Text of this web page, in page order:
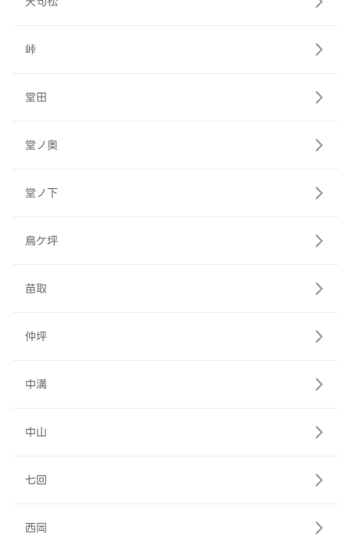
峠
堂田
堂ノ奥
堂ノ下
鳥ケ坪
苗取
仲坪
中溝
中山
七回
西岡